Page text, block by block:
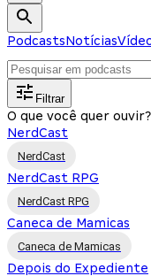
PodcastsNotícias
Filtrar
O que você quer ouvir?
NerdCast
NerdCast
NerdCast RPG
NerdCast RPG
Caneca de Mamicas
Caneca de Mamicas
Depois do Expediente